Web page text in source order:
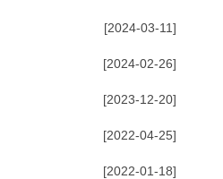
[2024-03-11]
[2024-02-26]
[2023-12-20]
[2022-04-25]
[2022-01-18]